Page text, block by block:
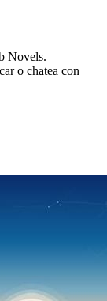
Novels.
o chatea con